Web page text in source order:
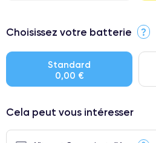
⭐ Premium
● Batterie : usage intensif.
● Seuls 5% de nos téléphones ont un
Choisissez votre batterie ?
Standard
0,00 €
Cela peut vous intéresser